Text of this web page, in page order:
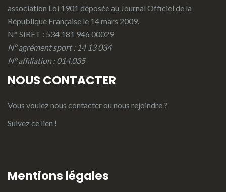
association Loi 1901 déposée au Journal Officiel de la
République Française le 14 mars 2009.
N° SIRET : 534 181 946 00029
N° agrément sport : 14 13 034
N° affiliation : 014.035
NOUS CONTACTER
Vous voulez nous contacter ou nous rejoindre ?
Suivez ce lien !
Mentions légales